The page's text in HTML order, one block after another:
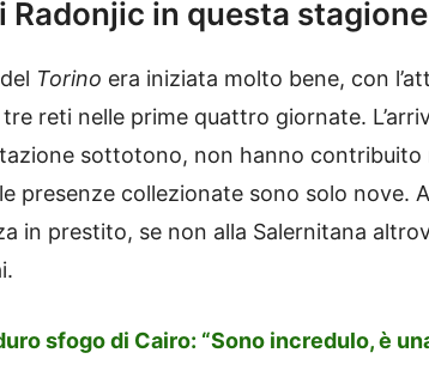
Radonjic in questa stagione
Torino era iniziata molto bene, con
reti nelle prime quattro giornate.
sottotono, non hanno contribuito
presenze collezionate sono solo nove.
in prestito, se non alla Salernitana
sfogo di Cairo: “Sono incredulo, è